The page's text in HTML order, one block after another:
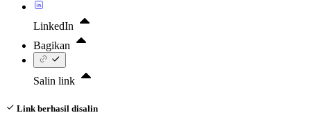
LinkedIn
Bagikan
Salin link
Link berhasil disalin